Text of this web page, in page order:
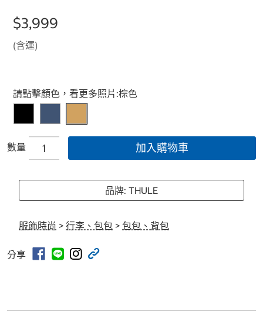
$3,999
(含運)
Select product
請點擊顏色，看更多照片:棕色
數量 加入購物車
品牌: THULE
服飾時尚 > 行李、包包 > 包包、背包
分享